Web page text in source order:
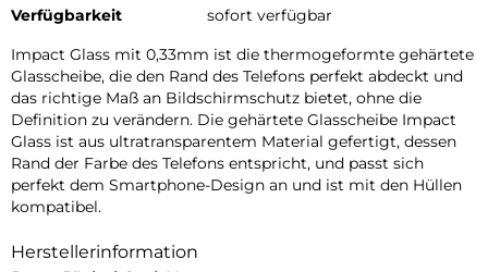
Verfügbarkeit
sofort verfügbar
Impact Glass mit 0,33mm ist die thermogeformte gehärtete
Glasscheibe, die den Rand des Telefons perfekt abdeckt und
das richtige Maß an Bildschirmschutz bietet, ohne die
Definition zu verändern. Die gehärtete Glasscheibe Impact
Glass ist aus ultratransparentem Material gefertigt, dessen
Rand der Farbe des Telefons entspricht, und passt sich
perfekt dem Smartphone-Design an und ist mit den Hüllen
kompatibel.
Herstellerinformation